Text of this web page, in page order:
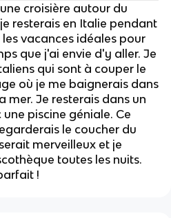
croisière autour du
resterais en Italie pendant
vacances idéales pour
que j'ai envie d'y aller. Je
qui sont à couper le
où je me baignerais dans
mer. Je resterais dans un
piscine géniale. Ce
le coucher du
merveilleux et je
toutes les nuits.
!